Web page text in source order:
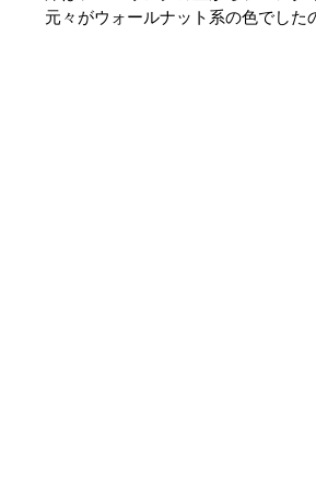
元々がウォールナット系の色でした